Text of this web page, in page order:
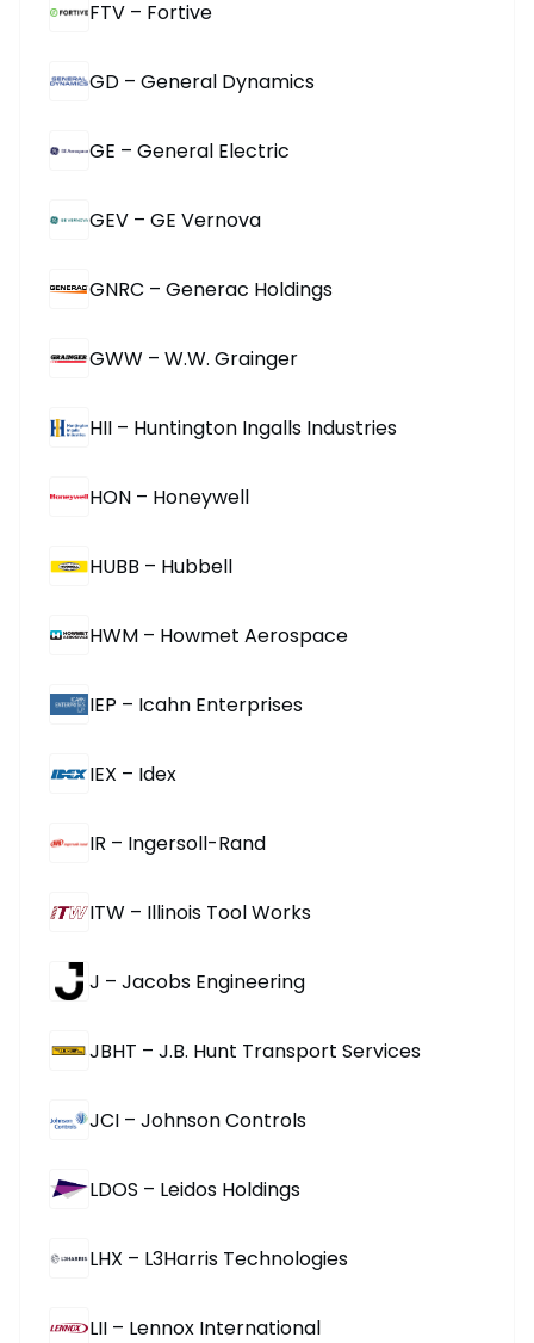
FTV – Fortive
GD – General Dynamics
GE – General Electric
GEV – GE Vernova
GNRC – Generac Holdings
GWW – W.W. Grainger
HII – Huntington Ingalls Industries
HON – Honeywell
HUBB – Hubbell
HWM – Howmet Aerospace
IEP – Icahn Enterprises
IEX – Idex
IR – Ingersoll-Rand
ITW – Illinois Tool Works
J – Jacobs Engineering
JBHT – J.B. Hunt Transport Services
JCI – Johnson Controls
LDOS – Leidos Holdings
LHX – L3Harris Technologies
LII – Lennox International